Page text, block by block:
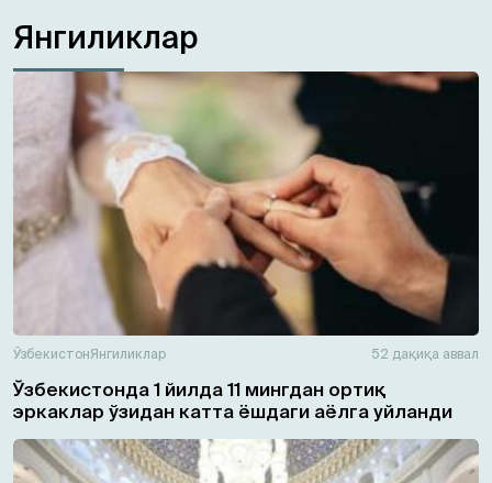
Янгиликлар
ЎзбекистонЯнгиликлар 52 дақиқа аввал
Ўзбекистонда 1 йилда 11 мингдан ортиқ
эркаклар ўзидан катта ёшдаги аёлга уйланди